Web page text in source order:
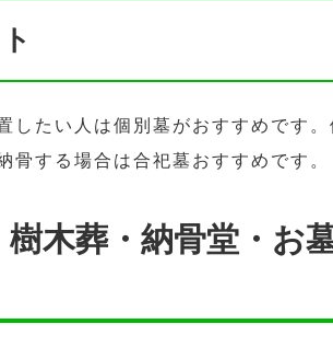
したい人は個別墓がおすすめです
骨する場合は合祀墓おすすめです。
木葬・納骨堂・お